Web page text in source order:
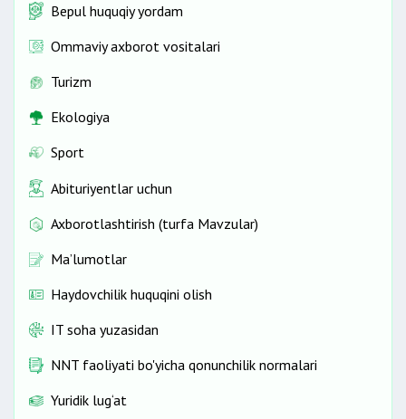
Bepul huquqiy yordam
Ommaviy axborot vositalari
Turizm
Ekologiya
Sport
Abituriyentlar uchun
Axborotlashtirish (turfa Mavzular)
Ma’lumotlar
Haydovchilik huquqini olish
IT soha yuzasidan
NNT faoliyati bo'yicha qonunchilik normalari
Yuridik lug‘at